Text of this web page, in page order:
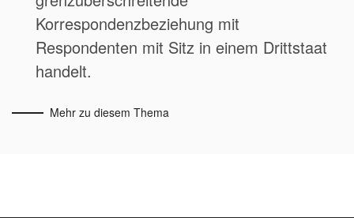
Korrespondenzbeziehung mit
Respondenten mit Sitz in einem Drittstaat
handelt.
Mehr zu diesem Thema